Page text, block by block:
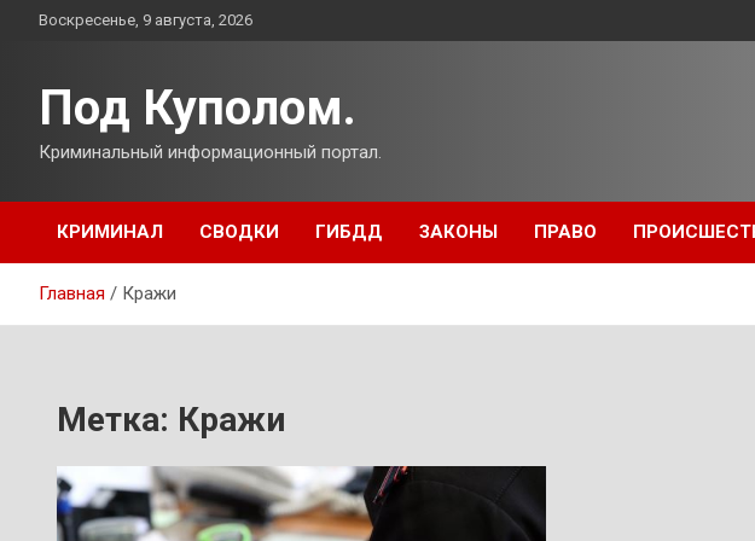
ПерейтиВоскресенье, 9 августа, 2026
Под Куполом.
Криминальный информационный портал.
КРИМИНАЛ СВОДКИ ГИБДД ЗАКОНЫ ПРАВО
Главная Кражи
Метка: Кражи